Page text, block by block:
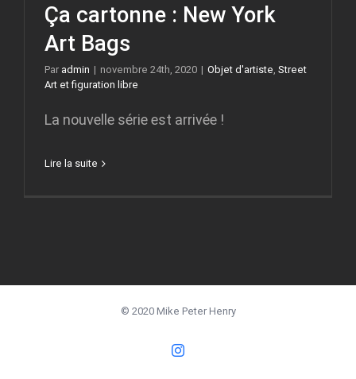
Ça cartonne : New York
Art Bags
Par admin | novembre 24th, 2020 | Objet d'artiste Street
Art et figuration libre
La nouvelle série est arrivée !
Lire la suite
© 2020 Mike Peter Henry
Instagram